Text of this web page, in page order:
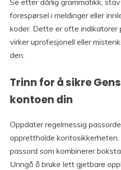
forespørsel i meldinger eller
koder. Dette er ofte indikatorer
virker uprofesjonell eller
den.
Trinn for å sikre
kontoen din
Oppdater regelmessig
opprettholde kontosikkerheten.
passord som kombinerer
Unngå å bruke lett gjetbare